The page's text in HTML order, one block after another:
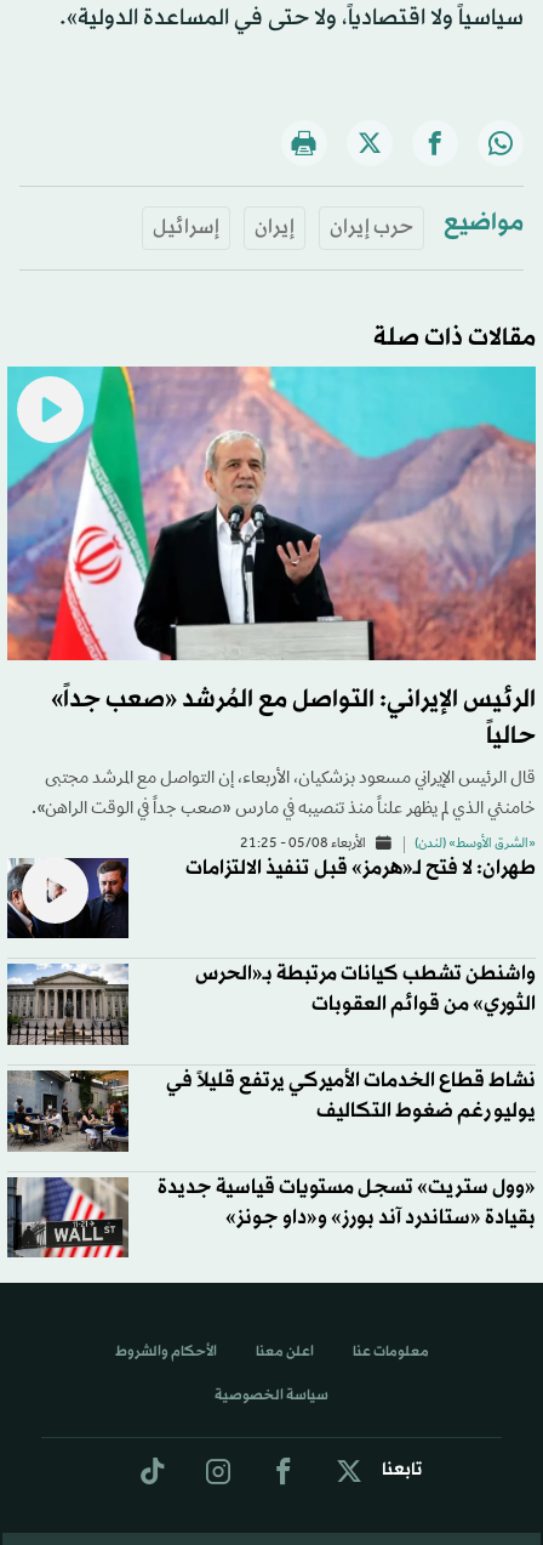
سياسياً ولا اقتصادياً، ولا حتى في المساعدة الدولية».
مواضيع حرب إيران إيران إسرائيل
مقالات ذات صلة
الرئيس الإيراني: التواصل مع المُرشد «صعب جداً»
حالياً
قال الرئيس الإيراني مسعود بزشكيان، الأربعاء، إن التواصل مع المرشد مجتبى
خامنئي الذي لم يظهر علناً منذ تنصيبه في مارس «صعب جداً في الوقت الراهن».
«الشرق الأوسط» (لندن) الأربعاء 05/08 - 21:25
طهران: لا فتح لـ«هرمز» قبل تنفيذ الالتزامات
واشنطن تشطب كيانات مرتبطة بـ«الحرس
الثوري» من قوائم العقوبات
نشاط قطاع الخدمات الأميركي يرتفع قليلاً في
يوليو رغم ضغوط التكاليف
«وول ستريت» تسجل مستويات قياسية جديدة
بقيادة «ستاندرد آند بورز» و«داو جونز»
تابعنا
معلومات عنا اعلن معنا الأحكام والشروط
سياسة الخصوصية